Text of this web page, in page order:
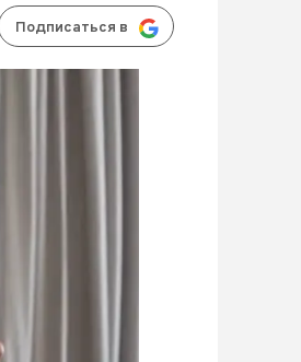
Подписаться в